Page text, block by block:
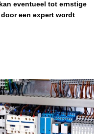
eventueel tot ernstige
een expert wordt